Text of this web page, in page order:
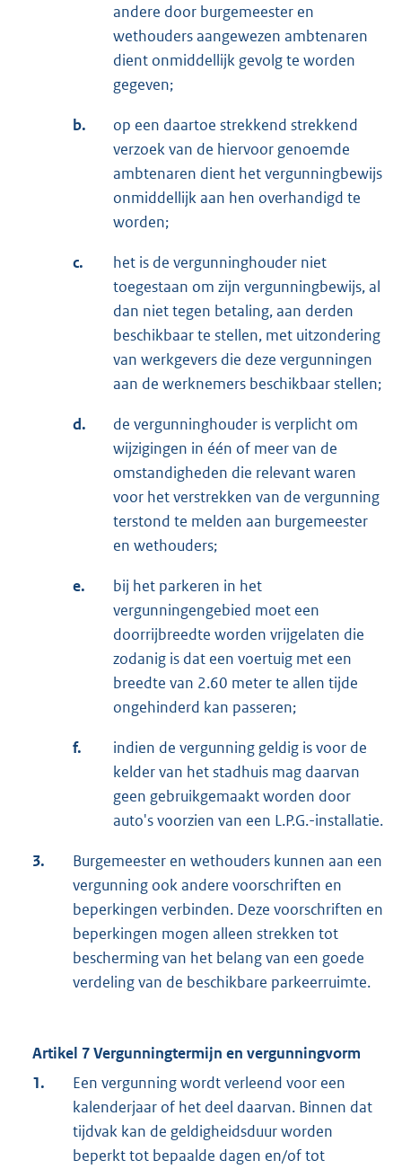
andere door burgemeester en
wethouders aangewezen ambtenaren
dient onmiddellijk gevolg te worden
gegeven;
b.
op een daartoe strekkend strekkend
verzoek van de hiervoor genoemde
ambtenaren dient het vergunningbewijs
onmiddellijk aan hen overhandigd te
worden;
c.
het is de vergunninghouder niet
toegestaan om zijn vergunningbewijs, al
dan niet tegen betaling, aan derden
beschikbaar te stellen, met uitzondering
van werkgevers die deze vergunningen
aan de werknemers beschikbaar stellen;
d.
de vergunninghouder is verplicht om
wijzigingen in één of meer van de
omstandigheden die relevant waren
voor het verstrekken van de vergunning
terstond te melden aan burgemeester
en wethouders;
e.
bij het parkeren in het
vergunningengebied moet een
doorrijbreedte worden vrijgelaten die
zodanig is dat een voertuig met een
breedte van 2.60 meter te allen tijde
ongehinderd kan passeren;
f.
indien de vergunning geldig is voor de
kelder van het stadhuis mag daarvan
geen gebruikgemaakt worden door
auto's voorzien van een L.P.G.-installatie.
3.
Burgemeester en wethouders kunnen aan een
vergunning ook andere voorschriften en
beperkingen verbinden. Deze voorschriften en
beperkingen mogen alleen strekken tot
bescherming van het belang van een goede
verdeling van de beschikbare parkeerruimte.
Artikel 7 Vergunningtermijn en vergunningvorm
1.
Een vergunning wordt verleend voor een
kalenderjaar of het deel daarvan. Binnen dat
tijdvak kan de geldigheidsduur worden
beperkt tot bepaalde dagen en/of tot